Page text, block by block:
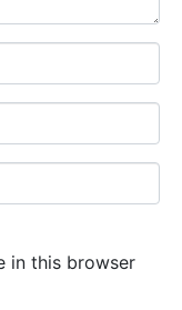
in this browser